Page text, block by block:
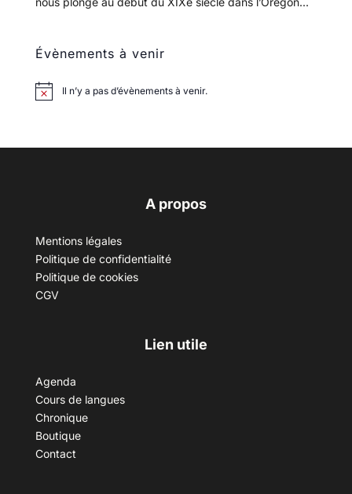
Évènements à venir
Il n’y a pas d’évènements à venir.
A propos
Mentions légales
Politique de confidentialité
Politique de cookies
CGV
Lien utile
Agenda
Cours de langues
Chronique
Boutique
Contact